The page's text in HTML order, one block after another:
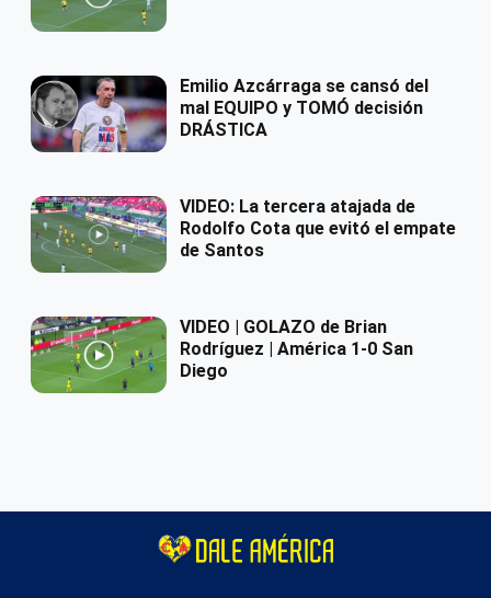
Emilio Azcárraga se cansó del
mal EQUIPO y TOMÓ decisión
DRÁSTICA
VIDEO: La tercera atajada de
Rodolfo Cota que evitó el empate
de Santos
VIDEO | GOLAZO de Brian
Rodríguez | América 1-0 San
Diego